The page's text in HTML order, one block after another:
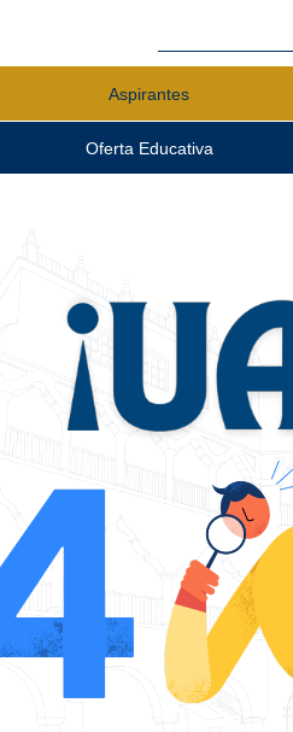
Aspirantes
Oferta Educativa